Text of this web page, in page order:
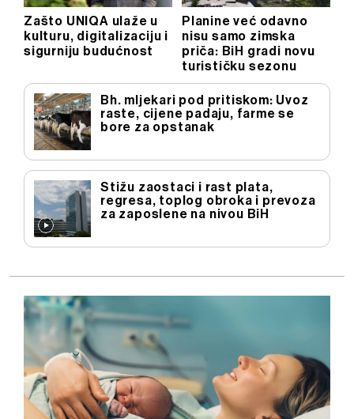
Zašto UNIQA ulaže u
kulturu, digitalizaciju i
sigurniju budućnost
Planine već odavno
nisu samo zimska
priča: BiH gradi novu
turističku sezonu
Bh. mljekari pod pritiskom: Uvoz
raste, cijene padaju, farme se
bore za opstanak
Stižu zaostaci i rast plata,
regresa, toplog obroka i prevoza
za zaposlene na nivou BiH